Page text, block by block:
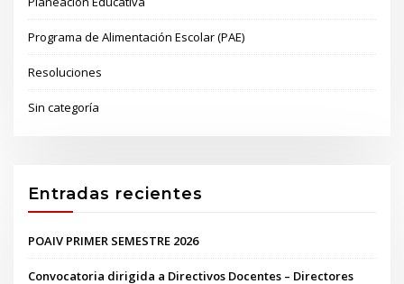
Programa de Alimentación Escolar (PAE)
Resoluciones
Sin categoría
Entradas recientes
POAIV PRIMER SEMESTRE 2026
Convocatoria dirigida a Directivos Docentes – Directores